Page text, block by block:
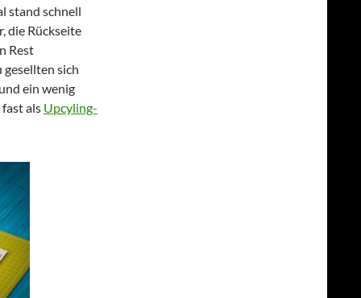
stand schnell
die Rückseite
Rest
sich
ein wenig
als Upcyling-